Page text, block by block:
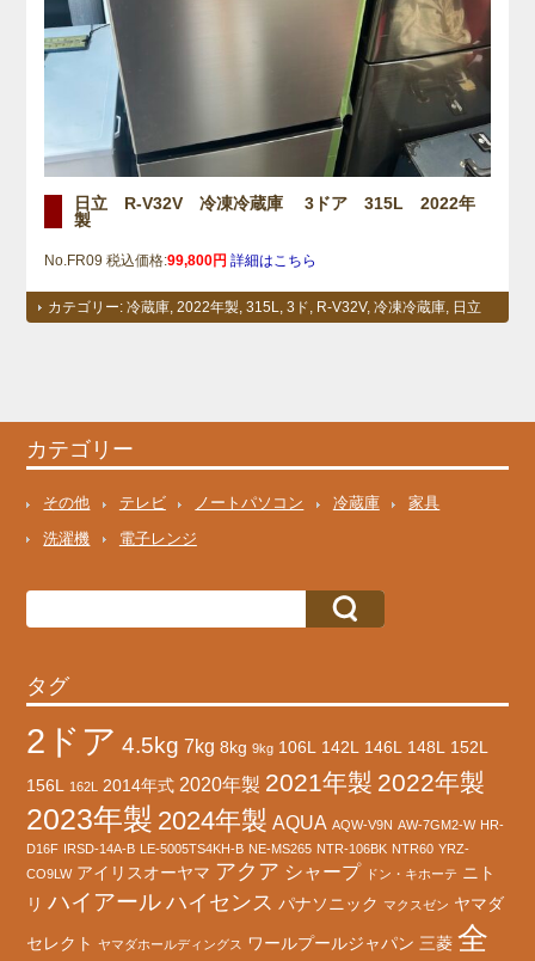
日立 R-V32V 冷凍冷蔵庫 3ドア 315L 2022年
製
No.FR09 税込価格:99,800円 詳細はこちら
カテゴリー:冷蔵庫 ,2022年製 ,315L ,3ド R-V32V,冷凍冷蔵庫 日立
カテゴリー
その他 テレビ ノートパソコン 冷蔵庫
家具
洗濯機
電子レンジ
タグ
2ドア 4.5kg 7kg 8kg 9kg 106L 142L 146L 148L
152L
156L
162L 2014年式 2020年製 2021年製 2022年製
2023年製 2024年製 AQUA AQW-V9N AW-7GM2-W HR-
D16F IRSD-14A-B LE-5005TS4KH-B NE-MS265 NTR-106BK NTR60 YRZ-
CO9LW アイリスオーヤマ アクア シャープ ドン・キホーテ ニト
リ ハイアール ハイセンス パナソニック マクスゼン ヤマダ
セレクト ヤマダホールディングス ワールプールジャパン 三菱 全